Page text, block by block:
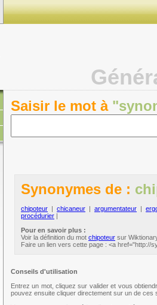
Saisir le mot à
Synonymes de :
chipoteur | chicaneur | argumentateur |
procédurier |
Pour en savoir plus :
Voir la définition du mot chipoteur sur
Faire un lien vers cette page : <a href="http://
Conseils d'utilisation
Entrez un mot, cliquez sur valider et vous
pouvez ensuite cliquer directement sur un de